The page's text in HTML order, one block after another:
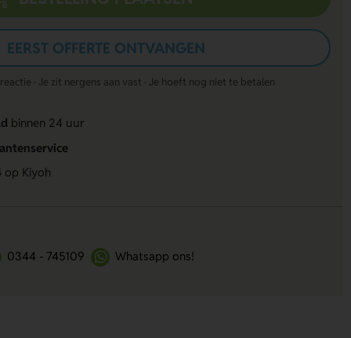
EERST OFFERTE ONTVANGEN
· Je zit nergens aan vast · Je hoeft nog niet te betalen
binnen 24 uur
op Kiyoh
0344 - 745109 Whatsapp ons!